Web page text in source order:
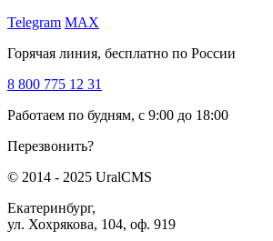
Telegram MAX
Горячая линия, бесплатно по России
8 800 775 12 31
Работаем по будням, с 9:00 до 18:00
Перезвонить?
© 2014 - 2025 UralCMS
Екатеринбург,
ул. Хохрякова, 104, оф. 919